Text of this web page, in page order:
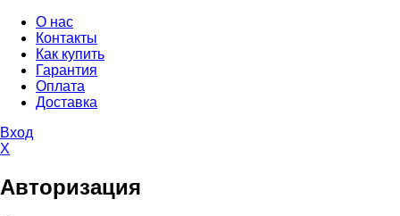
О нас
Контакты
Как купить
Гарантия
Оплата
Доставка
Вход
X
Авторизация